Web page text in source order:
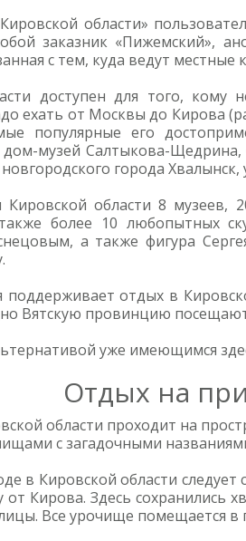
области»
заказник «Пижемский»,
с тем, куда ведут
доступен для того, кому
ехать от Москвы до Кирова
популярные его
дом-музей Салтыкова-
города Хвалынск,
области 8
более 10 любопытных
а также фигура
поддерживает отдых в
Вятскую провинцию
уже имеющимся
Отдых на
области проходит на
с загадочными
в Кировской области
Кирова. Здесь сохранились
Все урочище помещается